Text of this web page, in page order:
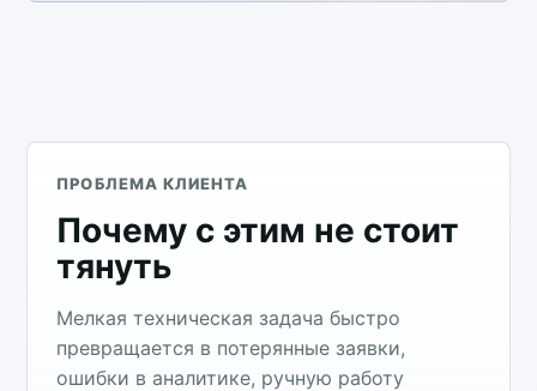
ПРОБЛЕМА КЛИЕНТА
Почему с этим не стоит
тянуть
Мелкая техническая задача быстро
превращается в потерянные заявки,
ошибки в аналитике, ручную работу